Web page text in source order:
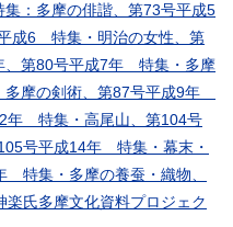
：多摩の俳諧、第73号平成5
成6 特集・明治の女性、第
第80号平成7年 特集・多摩
摩の剣術、第87号平成9年
年 特集・高尾山、第104号
号平成14年 特集・幕末・
特集・多摩の養蚕・織物、
氏多摩文化資料プロジェク